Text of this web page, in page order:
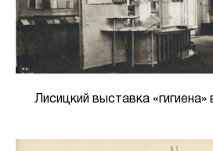
Лисицкий выставка